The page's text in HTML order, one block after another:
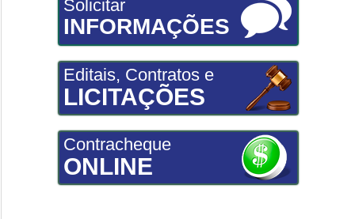
Solicitar
INFORMAÇÕES
Editais, Contratos e
LICITAÇÕES
Contracheque
ONLINE